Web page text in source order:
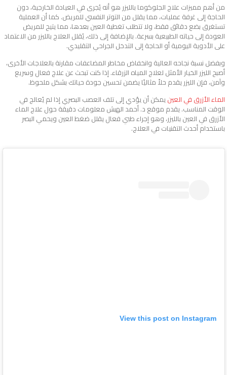
من أهم مميزات علاج الجلوكوما بالليزر هو أنه يُجرى في العيادة الخارجية، دون
الحاجة إلى غرفة عمليات، مما يقلل من التوتر النفسي للمريض. كما أن العملية
تستغرق بضع دقائق فقط، ولا تتطلب تغطية العين بعدها، مما يتيح للمريض
العودة إلى حياته الطبيعية بسرعة. بالإضافة إلى ذلك، يُقلل العلاج بالليزر من الاعتماد
على الأدوية اليومية أو الحاجة إلى التدخل الجراحي التقليدي.
وبفضل نسبة نجاحه العالية وانخفاض مخاطر المضاعفات مقارنة بالعلاجات الأخرى،
أصبح الليزر الخيار الأمثل لعلاج المياه الزرقاء. إذا كنت تبحث عن علاج فعال وسريع
وآمن، فإن الليزر يقدم حلاً مثاليًا يضمن تحسين جودة حياتك بشكل ملحوظ.
الماء الأزرق في العينيمكن أن يؤدي إلى تلف العصب البصري إذا لم يُعالج في
الوقت المناسب. يقدم موقع د. أحمد الهبش معلومات دقيقة حول علاج الماء
الأزرق في العين بالليزر، وهو إجراء طبي فعال يقلل ضغط العين ويحمي البصر
باستخدام أحدث التقنيات في العلاج.
View this post on Instagram